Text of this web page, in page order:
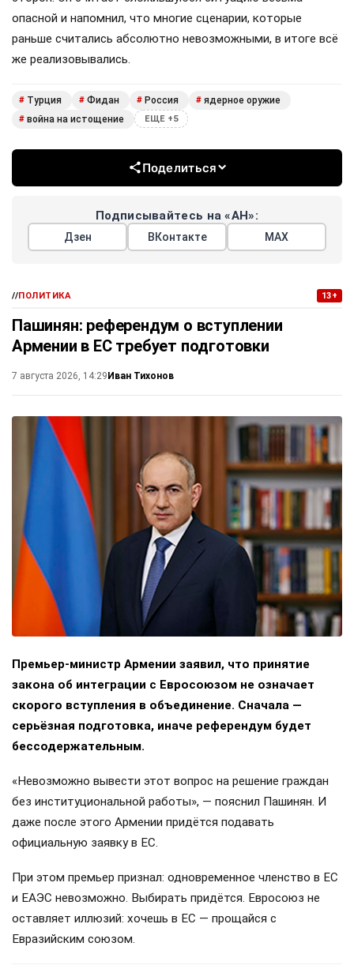
опасной и напомнил, что многие сценарии, которые
раньше считались абсолютно невозможными, в итоге всё
же реализовывались.
# Турция # Фидан # Россия # ядерное оружие
# война на истощение ЕЩЕ +5
Поделиться
Подписывайтесь на «АН»:
Дзен ВКонтакте МАХ
//ПОЛИТИКА 13+
Пашинян: референдум о вступлении
Армении в ЕС требует подготовки
7 августа 2026, 14:29Иван Тихонов
Премьер-министр Армении заявил, что принятие
закона об интеграции с Евросоюзом не означает
скорого вступления в объединение. Сначала —
серьёзная подготовка, иначе референдум будет
бессодержательным.
«Невозможно вывести этот вопрос на решение граждан
без институциональной работы», — пояснил Пашинян. И
даже после этого Армении придётся подавать
официальную заявку в ЕС.
При этом премьер признал: одновременное членство в ЕС
и ЕАЭС невозможно. Выбирать придётся. Евросоюз не
оставляет иллюзий: хочешь в ЕС — прощайся с
Евразийским союзом.